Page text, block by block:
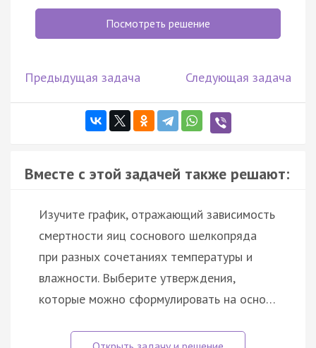
Посмотреть решение
Предыдущая задача Следующая задача
Вместе с этой задачей также решают:
Изучите график, отражающий зависимость
смертности яиц соснового шелкопряда
при разных сочетаниях температуры и
влажности. Выберите утверждения,
которые можно сформулировать на осно…